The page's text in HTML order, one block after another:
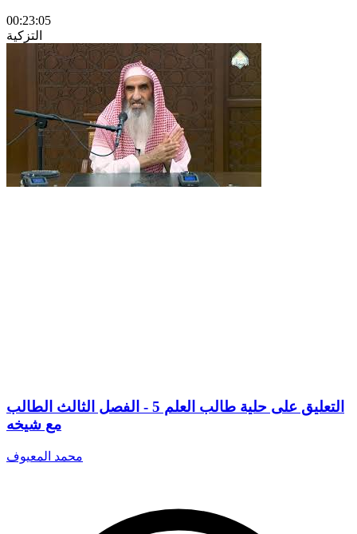
00:23:05
التزكية
التعليق على حلية طالب العلم 5 - الفصل الثالث الطالب
مع شيخه
محمد المعيوف